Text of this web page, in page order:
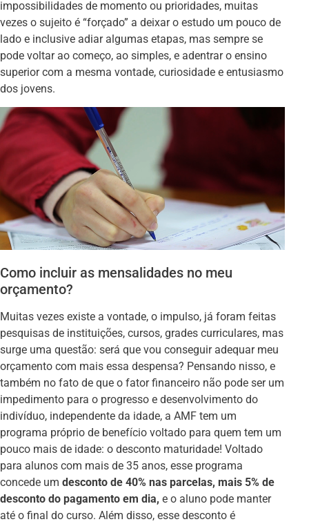
impossibilidades de momento ou prioridades, muitas
vezes o sujeito é “forçado” a deixar o estudo um pouco de
lado e inclusive adiar algumas etapas, mas sempre se
pode voltar ao começo, ao simples, e adentrar o ensino
superior com a mesma vontade, curiosidade e entusiasmo
dos jovens.
Como incluir as mensalidades no meu
orçamento?
Muitas vezes existe a vontade, o impulso, já foram feitas
pesquisas de instituições, cursos, grades curriculares, mas
surge uma questão: será que vou conseguir adequar meu
orçamento com mais essa despensa? Pensando nisso, e
também no fato de que o fator financeiro não pode ser um
impedimento para o progresso e desenvolvimento do
indivíduo, independente da idade, a AMF tem um
programa próprio de benefício voltado para quem tem um
pouco mais de idade: o desconto maturidade! Voltado
para alunos com mais de 35 anos, esse programa
concede um desconto de 40% nas parcelas, mais 5% de
desconto do pagamento em dia, e o aluno pode manter
até o final do curso. Além disso, esse desconto é